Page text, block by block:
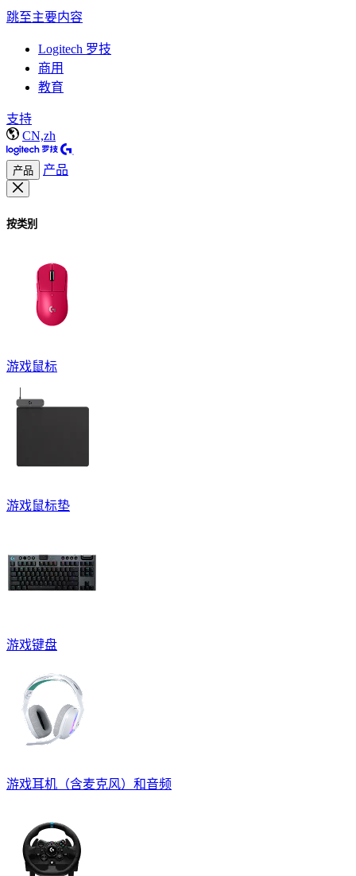
跳至主要内容
Logitech 罗技
商用
教育
支持
CN,zh
产品 产品
按类别
游戏鼠标
游戏鼠标垫
游戏键盘
游戏耳机（含麦克风）和音频